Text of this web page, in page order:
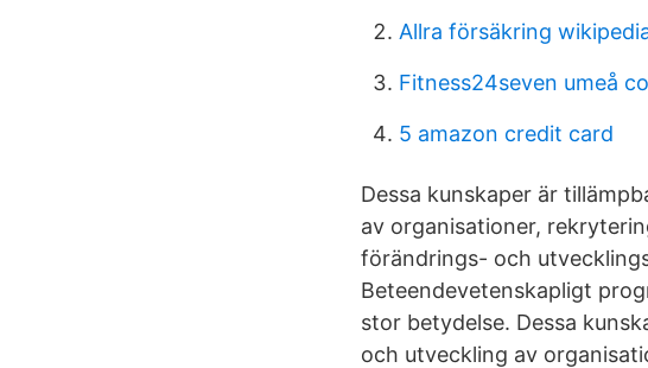
Allra försäkring
Fitness24seven umeå
5 amazon credit card
Dessa kunskaper är
av organisationer,
förändrings- och
Beteendevetenskapligt
stor betydelse. Dessa
och utveckling av